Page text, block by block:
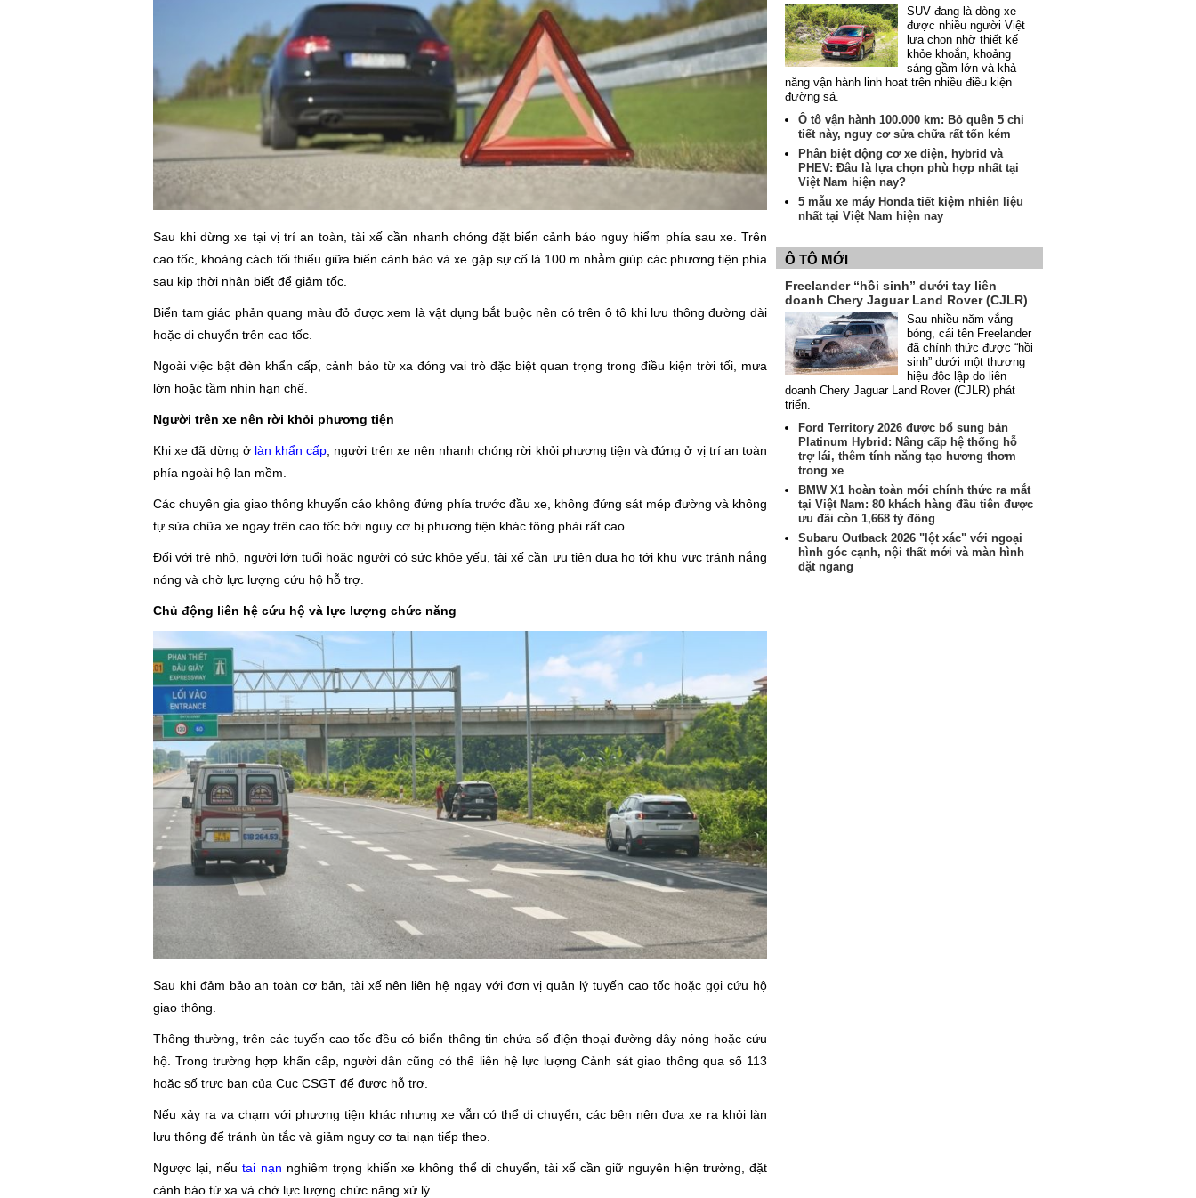
Sau khi dừng xe tại vị trí an toàn, tài xế cần nhanh chóng đặt biển cảnh báo nguy hiểm phía sau xe. Trên
cao tốc, khoảng cách tối thiểu giữa biển cảnh báo và xe gặp sự cố là 100 m nhằm giúp các phương tiện phía
sau kịp thời nhận biết để giảm tốc.
Biển tam giác phản quang màu đỏ được xem là vật dụng bắt buộc nên có trên ô tô khi lưu thông đường dài
hoặc di chuyển trên cao tốc.
Ngoài việc bật đèn khẩn cấp, cảnh báo từ xa đóng vai trò đặc biệt quan trọng trong điều kiện trời tối, mưa
lớn hoặc tầm nhìn hạn chế.
Người trên xe nên rời khỏi phương tiện
Khi xe đã dừng ởlàn khẩn cấp, người trên xe nên nhanh chóng rời khỏi phương tiện và đứng ở vị trí an toàn
phía ngoài hộ lan mềm.
Các chuyên gia giao thông khuyến cáo không đứng phía trước đầu xe, không đứng sát mép đường và không
tự sửa chữa xe ngay trên cao tốc bởi nguy cơ bị phương tiện khác tông phải rất cao.
Đối với trẻ nhỏ, người lớn tuổi hoặc người có sức khỏe yếu, tài xế cần ưu tiên đưa họ tới khu vực tránh nắng
nóng và chờ lực lượng cứu hộ hỗ trợ.
Chủ động liên hệ cứu hộ và lực lượng chức năng
Sau khi đảm bảo an toàn cơ bản, tài xế nên liên hệ ngay với đơn vị quản lý tuyến cao tốc hoặc gọi cứu hộ
giao thông.
Thông thường, trên các tuyến cao tốc đều có biển thông tin chứa số điện thoại đường dây nóng hoặc cứu
hộ. Trong trường hợp khẩn cấp, người dân cũng có thể liên hệ lực lượng Cảnh sát giao thông qua số 113
hoặc số trực ban của Cục CSGT để được hỗ trợ.
Nếu xảy ra va chạm với phương tiện khác nhưng xe vẫn có thể di chuyển, các bên nên đưa xe ra khỏi làn
lưu thông để tránh ùn tắc và giảm nguy cơ tai nạn tiếp theo.
Ngược lại, nếutai nạn nghiêm trọng khiến xe không thể di chuyển, tài xế cần giữ nguyên hiện trường, đặt
cảnh báo từ xa và chờ lực lượng chức năng xử lý.
SUV đang là dòng xe
được nhiều người Việt
lựa chọn nhờ thiết kế
khỏe khoắn, khoảng
sáng gầm lớn và khả
năng vận hành linh hoạt trên nhiều điều kiện
đường sá.
Ô tô vận hành 100.000 km: Bỏ quên 5 chi
tiết này, nguy cơ sửa chữa rất tốn kém
Phân biệt động cơ xe điện, hybrid và
PHEV: Đâu là lựa chọn phù hợp nhất tại
Việt Nam hiện nay?
5 mẫu xe máy Honda tiết kiệm nhiên liệu
nhất tại Việt Nam hiện nay
Ô TÔ MỚI
Freelander “hồi sinh” dưới tay liên
doanh Chery Jaguar Land Rover (CJLR)
Sau nhiều năm vắng
bóng, cái tên Freelander
đã chính thức được “hồi
sinh” dưới một thương
hiệu độc lập do liên
doanh Chery Jaguar Land Rover (CJLR) phát
triển.
Ford Territory 2026 được bổ sung bản
Platinum Hybrid: Nâng cấp hệ thống hỗ
trợ lái, thêm tính năng tạo hương thơm
trong xe
BMW X1 hoàn toàn mới chính thức ra mắt
tại Việt Nam: 80 khách hàng đầu tiên được
ưu đãi còn 1,668 tỷ đồng
Subaru Outback 2026 "lột xác" với ngoại
hình góc cạnh, nội thất mới và màn hình
đặt ngang